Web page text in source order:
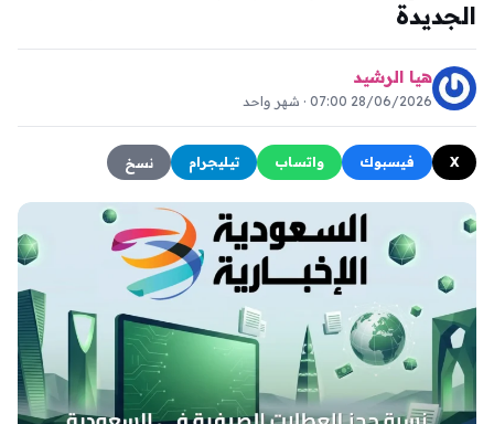
الجديدة
هيا الرشيد
28/06/2026 07:00 · شهر واحد
X فيسبوك واتساب تيليجرام نسخ